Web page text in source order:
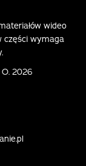
wideo
części wymaga
O. 2026